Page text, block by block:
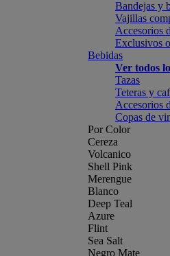
Bandejas y
Vajillas
Accesorios
Exclusivos
Bebidas
Ver todos
Tazas
Teteras y
Accesorios
Copas de
Por Color
Cereza
Volcanico
Shell Pink
Merengue
Blanco
Deep Teal
Azure
Flint
Sea Salt
Negro Mate